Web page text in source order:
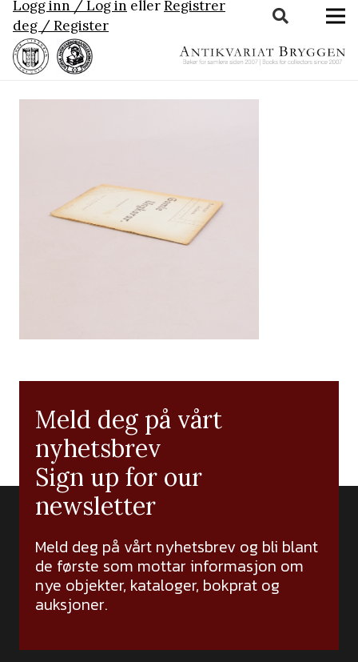
Logg inn / Log in ellerRegistrer
deg / Register
Meld deg på vårt
nyhetsbrev
Sign up for our
newsletter
Meld deg på vårt nyhetsbrev og bli blant
de første som mottar informasjon om
nye objekter, kataloger, bokprat og
auksjoner.